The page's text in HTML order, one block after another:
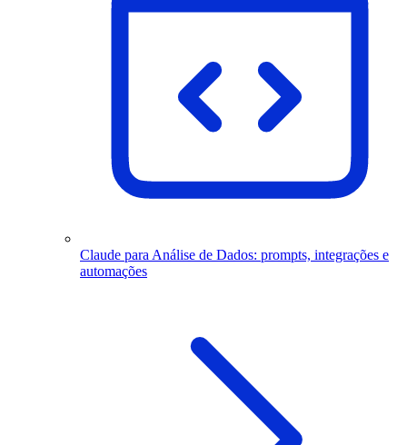
Claude para Análise de Dados: prompts, integrações e
automações